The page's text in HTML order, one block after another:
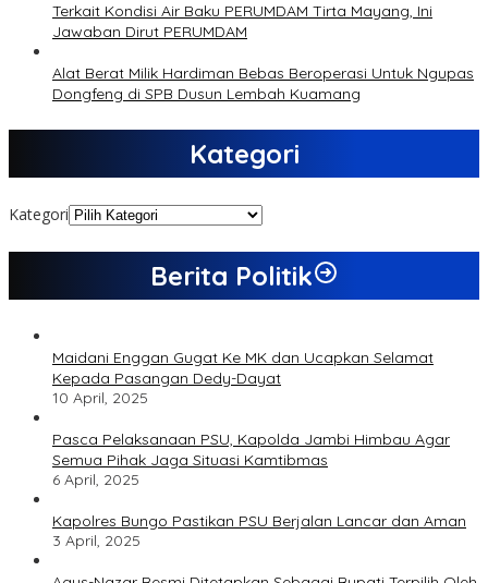
Terkait Kondisi Air Baku PERUMDAM Tirta Mayang, Ini
Jawaban Dirut PERUMDAM
Alat Berat Milik Hardiman Bebas Beroperasi Untuk Ngupas
Dongfeng di SPB Dusun Lembah Kuamang
Kategori
Kategori
Berita Politik
Maidani Enggan Gugat Ke MK dan Ucapkan Selamat
Kepada Pasangan Dedy-Dayat
10 April, 2025
Pasca Pelaksanaan PSU, Kapolda Jambi Himbau Agar
Semua Pihak Jaga Situasi Kamtibmas
6 April, 2025
Kapolres Bungo Pastikan PSU Berjalan Lancar dan Aman
3 April, 2025